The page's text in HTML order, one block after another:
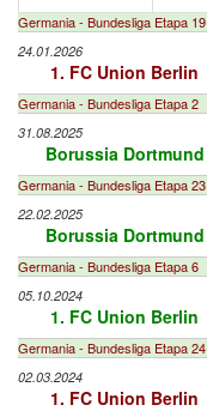
Germania - Bundesliga Etapa 19
24.01.2026
1. FC Union Berlin
Germania - Bundesliga Etapa 2
31.08.2025
Borussia Dortmund
Germania - Bundesliga Etapa 23
22.02.2025
Borussia Dortmund
Germania - Bundesliga Etapa 6
05.10.2024
1. FC Union Berlin
Germania - Bundesliga Etapa 24
02.03.2024
1. FC Union Berlin